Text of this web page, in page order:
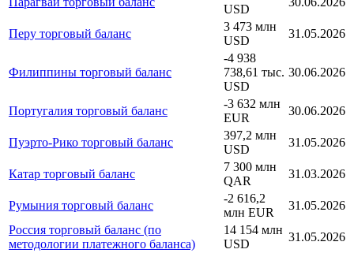
USD
Перу торговый баланс
3 473 млн
USD
31.05.2026
Филиппины торговый баланс
-4 938
738,61 тыс.
USD
30.06.2026
Португалия торговый баланс
-3 632 млн
EUR
30.06.2026
Пуэрто-Рико торговый баланс
397,2 млн
USD
31.05.2026
Катар торговый баланс
7 300 млн
QAR
31.03.2026
Румыния торговый баланс
-2 616,2
млн EUR
31.05.2026
Россия торговый баланс (по
методологии платежного баланса)
14 154 млн
USD
31.05.2026